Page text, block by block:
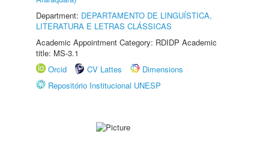
Department: DEPARTAMENTO DE LINGUÍSTICA,
LITERATURA E LETRAS CLÁSSICAS
Academic Appointment Category: RDIDP Academic
title: MS-3.1
Orcid
CV Lattes
Dimensions
Repositório Institucional UNESP